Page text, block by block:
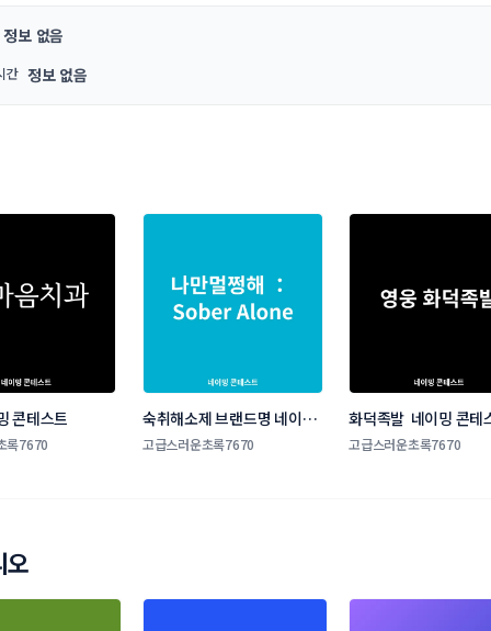
정보 없음
간 정보 없음
콘테스트
록7670
숙취해소제 브랜드명 네이밍
콘테스트
고급스러운초록7670
화덕족발  네이밍 콘테
고급스러운초록7670